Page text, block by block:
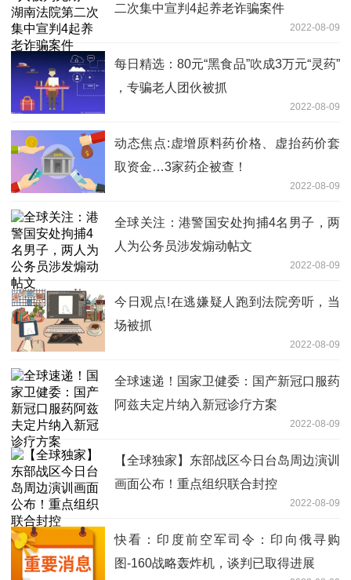
二次集中宣判4起养老诈骗案件
2022-08-09
每日精选：80元“黑食品”吹成3万元“灵药”
，专骗老人团伙被抓
2022-08-09
动态焦点:虚增原料药价格、虚抬药价套
取资金…3家药企被查！
2022-08-09
全球关注：港警国安处拘捕4名男子，两
人为公务员涉发煽动帖文
2022-08-09
今日观点!在逃嫌疑人跑到法院旁听，当
场被抓
2022-08-09
全球速递！国家卫健委：国产新冠口服药
阿兹夫定片纳入新冠诊疗方案
2022-08-09
【全球独家】东部战区今日台岛周边演训
画面公布！重点组织联合封控
2022-08-09
快看：印度前空军司令：印向俄寻购
图-160战略轰炸机，谈判已取得进展